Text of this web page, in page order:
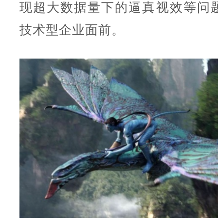
现超大数据量下的逼真视效等问
技术型企业面前。